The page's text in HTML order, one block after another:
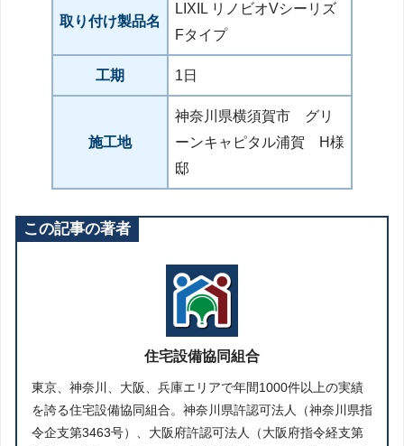
取り付け製品名
LIXIL リノビオVシーリズ
Fタイプ
工期 1日
施工地
神奈川県横須賀市 グリ
ーンキャピタル浦賀 H様
邸
この記事の著者
住宅設備協同組合
東京、神奈川、大阪、兵庫エリアで年間1000件以上の実績
を誇る住宅設備協同組合。神奈川県許認可法人（神奈川県指
令企支第3463号）、大阪府許認可法人（大阪府指令経支第